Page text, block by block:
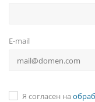
E-mail
Я согласен на